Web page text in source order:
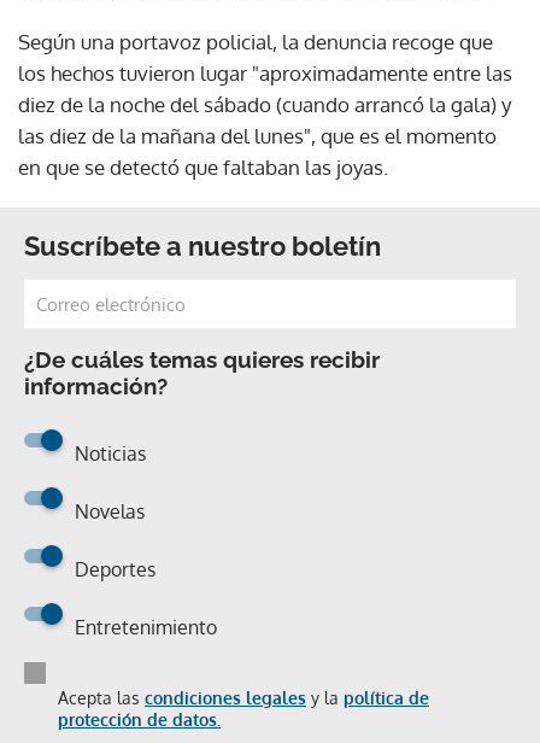
Según una portavoz policial, la denuncia recoge que
los hechos tuvieron lugar "aproximadamente entre las
diez de la noche del sábado (cuando arrancó la gala) y
las diez de la mañana del lunes", que es el momento
en que se detectó que faltaban las joyas.
Suscríbete a nuestro boletín
¿De cuáles temas quieres recibir
información?
Noticias
Novelas
Deportes
Entretenimiento
Acepta las condiciones legales y la política de
protección de datos.